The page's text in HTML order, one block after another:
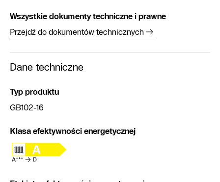
Wszystkie dokumenty techniczne i prawne
Przejdź do dokumentów technicznych
Dane techniczne
Typ produktu
GB102-16
Klasa efektywności energetycznej